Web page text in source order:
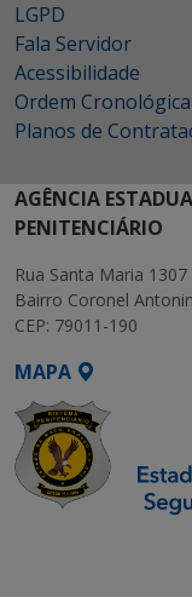
LGPD
Fala Servidor
Acessibilidade
Ordem
Planos de
AGÊNCIA
PENITENCIÁRIO
Rua Santa Maria 1307
Bairro Coronel
CEP: 79011-190
MAPA